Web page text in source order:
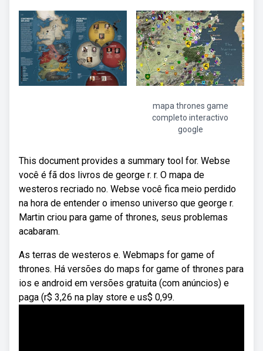
mapa thrones game
completo interactivo
google
This document provides a summary tool for. Webse
você é fã dos livros de george r. r. O mapa de
westeros recriado no. Webse você fica meio perdido
na hora de entender o imenso universo que george r.
Martin criou para game of thrones, seus problemas
acabaram.
As terras de westeros e. Webmaps for game of
thrones. Há versões do maps for game of thrones para
ios e android em versões gratuita (com anúncios) e
paga (r$ 3,26 na play store e us$ 0,99.